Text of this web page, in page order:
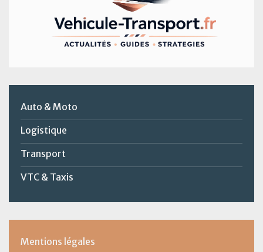
Auto & Moto
Logistique
Transport
VTC & Taxis
Mentions légales